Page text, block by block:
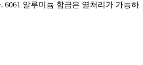
6061 알루미늄 합금은 열처리가 가능하